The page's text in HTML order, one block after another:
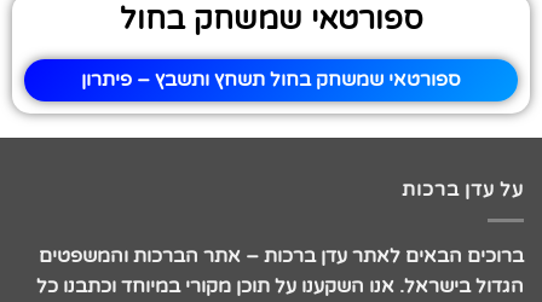
ספורטאי שמשחק בחול
ספורטאי שמשחק בחול תשחץ ותשבץ – פיתרון
על עדן ברכות
ברוכים הבאים לאתר עדן ברכות – אתר הברכות והמשפטים
הגדול בישראל. אנו השקענו על תוכן מקורי במיוחד וכתבנו כל